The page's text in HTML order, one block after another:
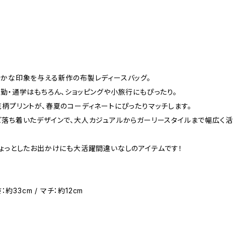
な印象を与える新作の布製レディースバッグ。
・通学はもちろん、ショッピングや小旅行にもぴったり。
プリントが、春夏のコーディネートにぴったりマッチします。
落ち着いたデザインで、大人カジュアルからガーリースタイルまで幅広く活
っとしたお出かけにも大活躍間違いなしのアイテムです！
約33cm / マチ：約12cm